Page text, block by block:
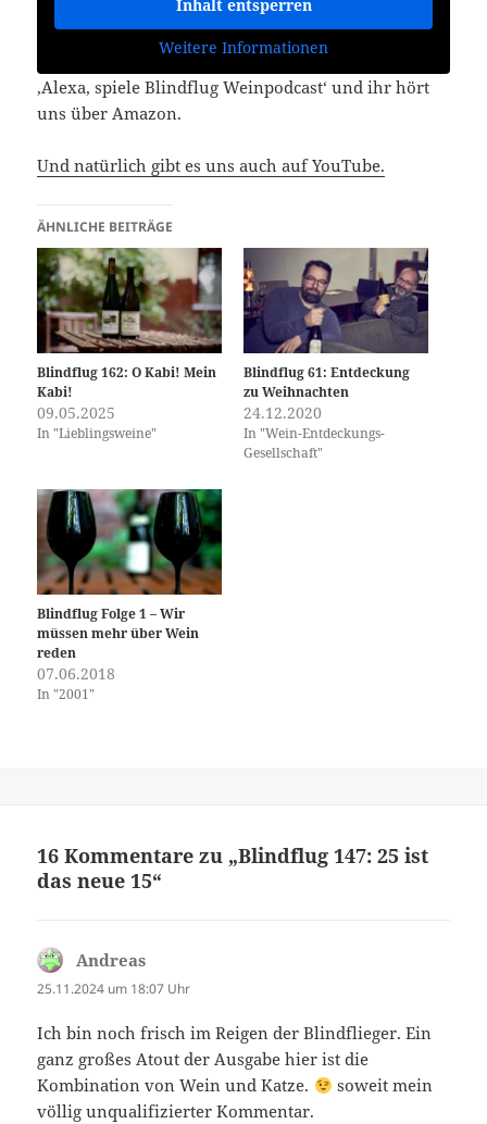
Inhalt entsperren
Weitere Informationen
‚Alexa, spiele Blindflug Weinpodcast‘ und ihr hört
uns über Amazon.
Und natürlich gibt es uns auch auf YouTube.
ÄHNLICHE BEITRÄGE
Blindflug 162: O Kabi! Mein
Kabi!
09.05.2025
In "Lieblingsweine"
Blindflug 61: Entdeckung
zu Weihnachten
24.12.2020
In "Wein-Entdeckungs-
Gesellschaft"
Blindflug Folge 1 – Wir
müssen mehr über Wein
reden
07.06.2018
In "2001"
16 Kommentare zu „Blindflug 147: 25 ist
das neue 15“
Andreas
25.11.2024 um 18:07 Uhr
Ich bin noch frisch im Reigen der Blindflieger. Ein
ganz großes Atout der Ausgabe hier ist die
Kombination von Wein und Katze.
soweit mein
völlig unqualifizierter Kommentar.